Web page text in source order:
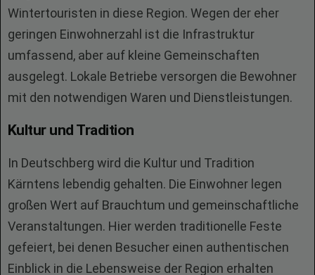
Wintertouristen in diese Region. Wegen der eher
geringen Einwohnerzahl ist die Infrastruktur
umfassend, aber auf kleine Gemeinschaften
ausgelegt. Lokale Betriebe versorgen die Bewohner
mit den notwendigen Waren und Dienstleistungen.
Kultur und Tradition
In Deutschberg wird die Kultur und Tradition
Kärntens lebendig gehalten. Die Einwohner legen
großen Wert auf Brauchtum und gemeinschaftliche
Veranstaltungen. Hier werden traditionelle Feste
gefeiert, bei denen Besucher einen authentischen
Einblick in die Lebensweise der Region erhalten